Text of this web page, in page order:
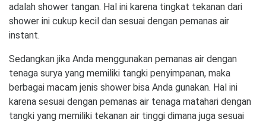
adalah shower tangan. Hal ini karena tingkat tekanan dari
shower ini cukup kecil dan sesuai dengan pemanas air
instant.
Sedangkan jika Anda menggunakan pemanas air dengan
tenaga surya yang memiliki tangki penyimpanan, maka
berbagai macam jenis shower bisa Anda gunakan. Hal ini
karena sesuai dengan pemanas air tenaga matahari dengan
tangki yang memiliki tekanan air tinggi dimana juga sesuai